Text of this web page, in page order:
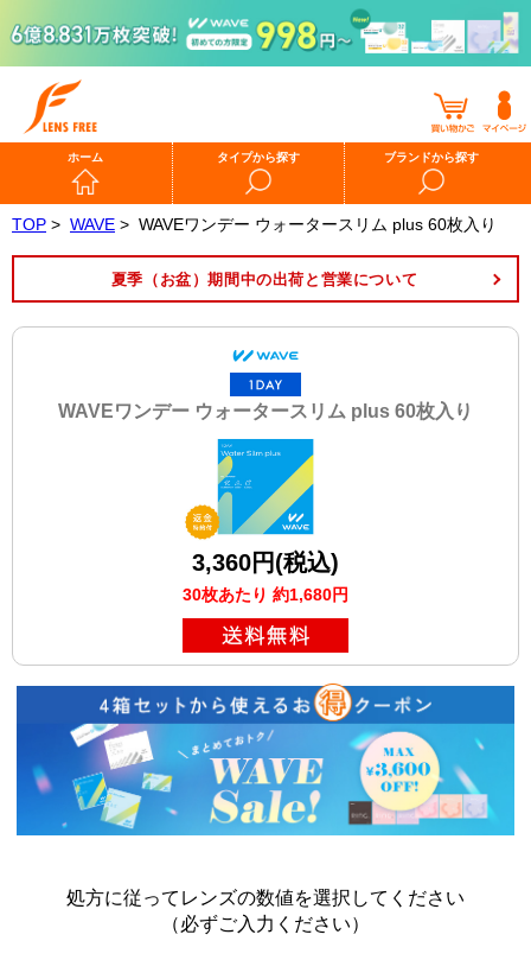
ホーム タイプから探す ブランドから探す
TOP > WAVE > WAVEワンデー ウォータースリム plus 60枚入り
夏季（お盆）期間中の出荷と営業について
WAVEワンデー ウォータースリム plus 60枚入り
3,360円(税込)
30枚あたり 約1,680円
処方に従ってレンズの数値を選択してください
（必ずご入力ください）